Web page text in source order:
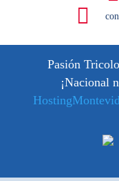
Pasión
¡Nacional